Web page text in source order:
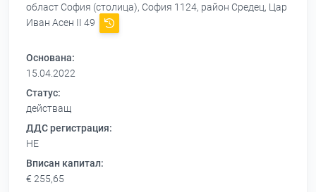
област София (столица), София 1124, район Средец, Цар
Иван Асен II 49
Основана:
15.04.2022
Статус:
действащ
ДДС регистрация:
НЕ
Вписан капитал:
€ 255,65